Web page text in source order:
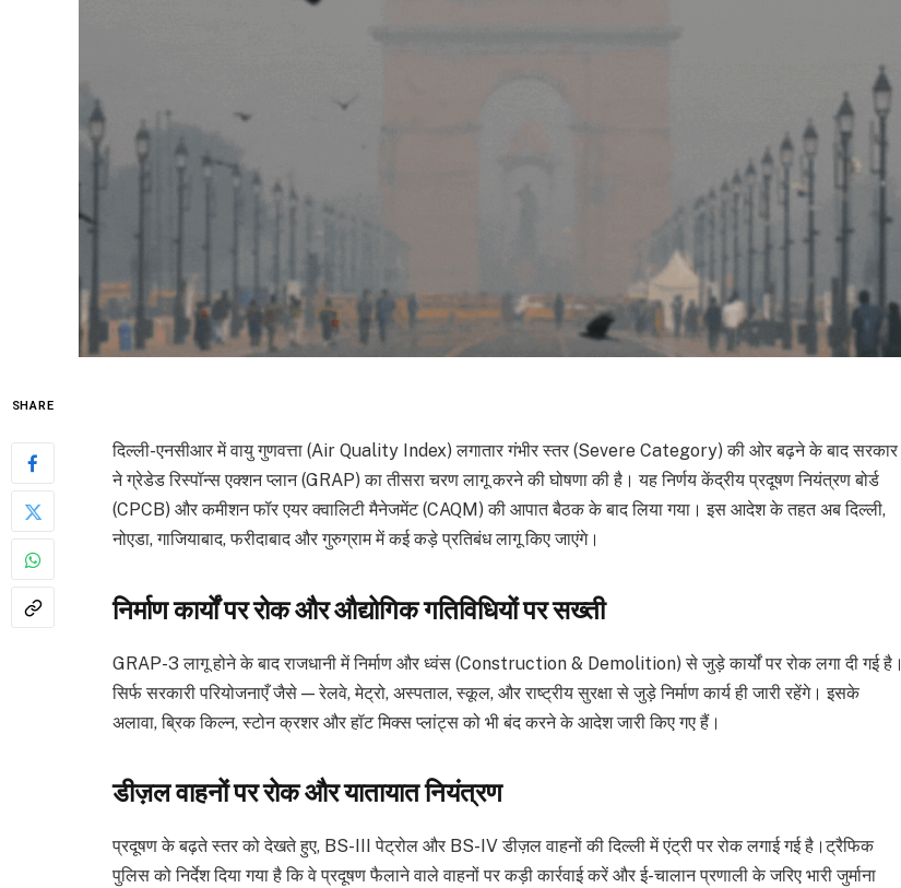
SHARE
दिल्ली-एनसीआर में वायु गुणवत्ता (Air Quality Index) लगातार गंभीर स्तर (Severe Category) की ओर बढ़ने के बाद सरकार
ने ग्रेडेड रिस्पॉन्स एक्शन प्लान (GRAP) का तीसरा चरण लागू करने की घोषणा की है। यह निर्णय केंद्रीय प्रदूषण नियंत्रण बोर्ड
(CPCB) और कमीशन फॉर एयर क्वालिटी मैनेजमेंट (CAQM) की आपात बैठक के बाद लिया गया। इस आदेश के तहत अब दिल्ली,
नोएडा, गाजियाबाद, फरीदाबाद और गुरुग्राम में कई कड़े प्रतिबंध लागू किए जाएंगे।
निर्माण कार्यों पर रोक और औद्योगिक गतिविधियों पर सख्ती
GRAP-3 लागू होने के बाद राजधानी में निर्माण और ध्वंस (Construction & Demolition) से जुड़े कार्यों पर रोक लगा दी गई है।
सिर्फ सरकारी परियोजनाएँ जैसे — रेलवे, मेट्रो, अस्पताल, स्कूल, और राष्ट्रीय सुरक्षा से जुड़े निर्माण कार्य ही जारी रहेंगे। इसके
अलावा, ब्रिक किल्न, स्टोन क्रशर और हॉट मिक्स प्लांट्स को भी बंद करने के आदेश जारी किए गए हैं।
डीज़ल वाहनों पर रोक और यातायात नियंत्रण
प्रदूषण के बढ़ते स्तर को देखते हुए, BS-III पेट्रोल और BS-IV डीज़ल वाहनों की दिल्ली में एंट्री पर रोक लगाई गई है।ट्रैफिक
पुलिस को निर्देश दिया गया है कि वे प्रदूषण फैलाने वाले वाहनों पर कड़ी कार्रवाई करें और ई-चालान प्रणाली के जरिए भारी जुर्माना